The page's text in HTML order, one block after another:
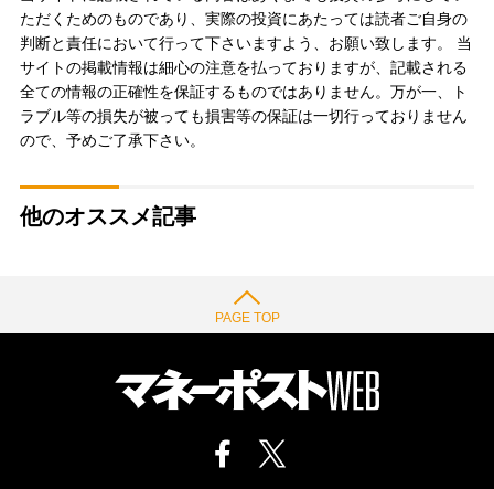
ただくためのものであり、実際の投資にあたっては読者ご自身の
判断と責任において行って下さいますよう、お願い致します。 当
サイトの掲載情報は細心の注意を払っておりますが、記載される
全ての情報の正確性を保証するものではありません。万が一、ト
ラブル等の損失が被っても損害等の保証は一切行っておりません
ので、予めご了承下さい。
他のオススメ記事
PAGE TOP